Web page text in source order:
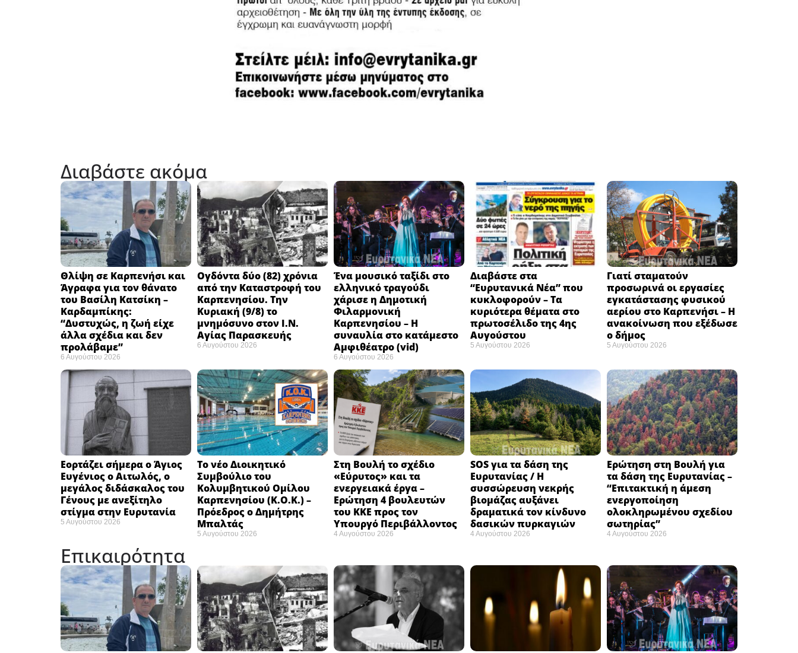
Διαβάστε ακόμα
Θλίψη σε Καρπενήσι και
Άγραφα για τον θάνατο
του Βασίλη Κατσίκη –
Καρδαμπίκης:
“Δυστυχώς, η ζωή είχε
άλλα σχέδια και δεν
προλάβαμε”
6 Αυγούστου 2026
Ογδόντα δύο (82) χρόνια
από την Καταστροφή του
Καρπενησίου. Την
Κυριακή (9/8) το
μνημόσυνο στον Ι.Ν.
Αγίας Παρασκευής
6 Αυγούστου 2026
Ένα μουσικό ταξίδι στο
ελληνικό τραγούδι
χάρισε η Δημοτική
Φιλαρμονική
Καρπενησίου – Η
συναυλία στο κατάμεστο
Αμφιθέατρο (vid)
6 Αυγούστου 2026
Διαβάστε στα
“Ευρυτανικά Νέα” που
κυκλοφορούν – Τα
κυριότερα θέματα στο
πρωτοσέλιδο της 4ης
Αυγούστου
5 Αυγούστου 2026
Γιατί σταματούν
προσωρινά οι εργασίες
εγκατάστασης φυσικού
αερίου στο Καρπενήσι – Η
ανακοίνωση που εξέδωσε
ο δήμος
5 Αυγούστου 2026
Εορτάζει σήμερα ο Άγιος
Ευγένιος ο Αιτωλός, ο
μεγάλος διδάσκαλος του
Γένους με ανεξίτηλο
στίγμα στην Ευρυτανία
5 Αυγούστου 2026
Το νέο Διοικητικό
Συμβούλιο του
Κολυμβητικού Ομίλου
Καρπενησίου (Κ.Ο.Κ.) –
Πρόεδρος ο Δημήτρης
Μπαλτάς
5 Αυγούστου 2026
Στη Βουλή το σχέδιο
«Εύρυτος» και τα
ενεργειακά έργα –
Ερώτηση 4 βουλευτών
του ΚΚΕ προς τον
Υπουργό Περιβάλλοντος
4 Αυγούστου 2026
SOS για τα δάση της
Ευρυτανίας / Η
συσσώρευση νεκρής
βιομάζας αυξάνει
δραματικά τον κίνδυνο
δασικών πυρκαγιών
4 Αυγούστου 2026
Ερώτηση στη Βουλή για
τα δάση της Ευρυτανίας –
“Eπιτακτική η άμεση
ενεργοποίηση
ολοκληρωμένου σχεδίου
σωτηρίας”
4 Αυγούστου 2026
Επικαιρότητα